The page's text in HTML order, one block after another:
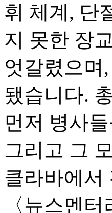
휘 체계, 단
지 못한 장
엇갈렸으며
됐습니다.
먼저 병사
그리고 그
클라바에서
〈뉴스멘